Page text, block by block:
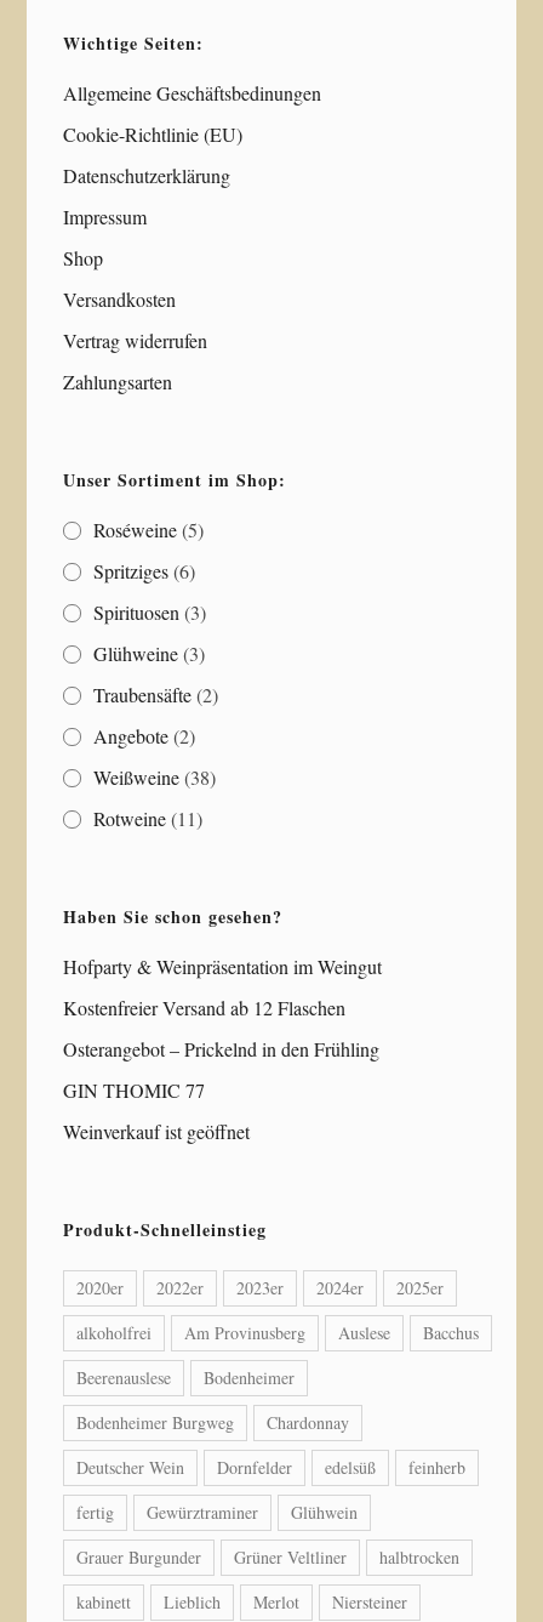
Wichtige Seiten:
Allgemeine Geschäftsbedinungen
Cookie-Richtlinie (EU)
Datenschutzerklärung
Impressum
Shop
Versandkosten
Vertrag widerrufen
Zahlungsarten
Unser Sortiment im Shop:
Roséweine (5)
Spritziges (6)
Spirituosen (3)
Glühweine (3)
Traubensäfte (2)
Angebote (2)
Weißweine (38)
Rotweine (11)
Haben Sie schon gesehen?
Hofparty & Weinpräsentation im Weingut
Kostenfreier Versand ab 12 Flaschen
Osterangebot – Prickelnd in den Frühling
GIN THOMIC 77
Weinverkauf ist geöffnet
Produkt-Schnelleinstieg
2020er 2022er 2023er 2024er
2025er
alkoholfrei
Am Provinusberg Auslese
Bacchus
Beerenauslese
Bodenheimer
Bodenheimer Burgweg
Chardonnay
Deutscher Wein
Dornfelder edelsüß
feinherb
fertig
Gewürztraminer
Glühwein
Grauer Burgunder
Grüner Veltliner
halbtrocken
kabinett
Lieblich Merlot
Niersteiner